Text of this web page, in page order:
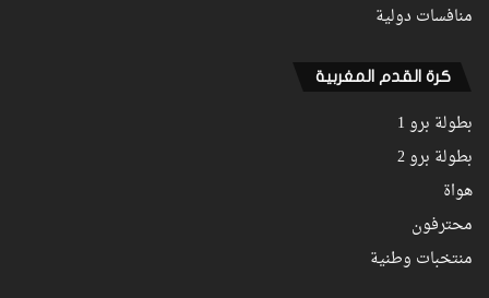
منافسات دولية
كرة القدم المغربية
بطولة برو 1
بطولة برو 2
هواة
محترفون
منتخبات وطنية